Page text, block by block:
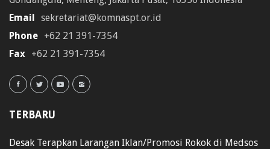
Email sekretariat@komnaspt.or.id
Phone +62 21 391-7354
Fax +62 21 391-7354
TERBARU
Desak Terapkan Larangan Iklan/Promosi Rokok di Medsos